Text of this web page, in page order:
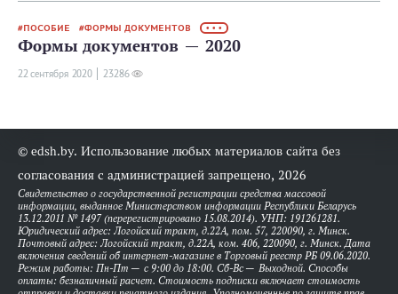
ПОСОБИЕ ФОРМЫ ДОКУМЕНТОВ • • •
Формы документов — 2020
22 сентября 2020 23286
© edsh.by. Использование любых материалов сайта без
согласования с администрацией запрещено, 2026
Свидетельство о государственной регистрации средства массовой
информации, выданное Министерством информации Республики Беларусь
13.12.2011 № 1497 (перерегистрировано 15.08.2014). УНП: 191261281.
Юридический адрес: Логойский тракт, д.22А, пом. 57, 220090, г. Минск.
Почтовый адрес: Логойский тракт, д.22А, ком. 406, 220090, г. Минск. Дата
включения сведений об интернет-магазине в Торговый реестр РБ 09.06.2020.
Режим работы: Пн-Пт — с 9:00 до 18:00. Сб-Вс — Выходной. Способы
оплаты: безналичный расчет. Стоимость подписки включает стоимость